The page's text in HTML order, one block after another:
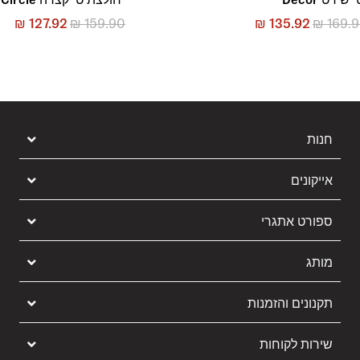
₪
₪ 135.92
₪159.90
₪ 127.92
חנות
אייקונים
ספורט אתגרי
מותג
תקנונים והזמנות
שירות לקוחות